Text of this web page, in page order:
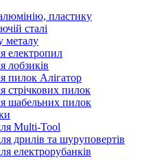
пластику
сталі
металу
електропил
лобзиків
пилок Алігатор
стрічкових пилок
шабельних пилок
Multi-Tool
дрилів та шуруповертів
електрорубанків